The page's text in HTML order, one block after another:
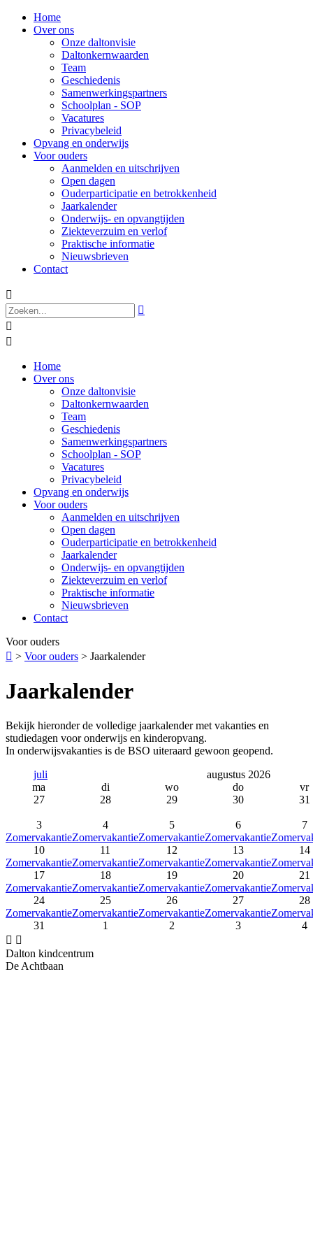
Home
Over ons
Onze daltonvisie
Daltonkernwaarden
Team
Geschiedenis
Samenwerkingspartners
Schoolplan - SOP
Vacatures
Privacybeleid
Opvang en onderwijs
Voor ouders
Aanmelden en uitschrijven
Open dagen
Ouderparticipatie en betrokkenheid
Jaarkalender
Onderwijs- en opvangtijden
Ziekteverzuim en verlof
Praktische informatie
Nieuwsbrieven
Contact




Home
Over ons
Onze daltonvisie
Daltonkernwaarden
Team
Geschiedenis
Samenwerkingspartners
Schoolplan - SOP
Vacatures
Privacybeleid
Opvang en onderwijs
Voor ouders
Aanmelden en uitschrijven
Open dagen
Ouderparticipatie en betrokkenheid
Jaarkalender
Onderwijs- en opvangtijden
Ziekteverzuim en verlof
Praktische informatie
Nieuwsbrieven
Contact
Voor ouders
 > Voor ouders > Jaarkalender
Jaarkalender
Bekijk hieronder de volledige jaarkalender met vakanties en
studiedagen voor onderwijs en kinderopvang.
In onderwijsvakanties is de BSO uiteraard gewoon geopend.
juli
augustus 2026
ma
di wo do
vr
27
28 29 30 31
3
Zomervakantie
4
Zomervakantie
5
Zomervakantie
6
Zomervakantie
7
10
Zomervakantie
11
Zomervakantie
12
Zomervakantie
13
Zomervakantie
14
17
Zomervakantie
18
Zomervakantie
19
Zomervakantie
20
Zomervakantie
21
24
Zomervakantie
25
Zomervakantie
26
Zomervakantie
27
Zomervakantie
28
31
1 2 3
4
 
Dalton kindcentrum
De Achtbaan